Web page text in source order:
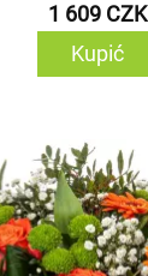
1 609 CZK
Kupić